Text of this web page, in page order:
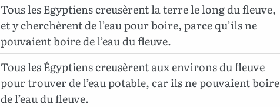
Tous les Egyptiens creusèrent la terre le long du fleuve,
et y cherchèrent de l’eau pour boire, parce qu’ils ne
pouvaient boire de l’eau du fleuve.
Tous les Égyptiens creusèrent aux environs du fleuve
pour trouver de l’eau potable, car ils ne pouvaient boire
de l’eau du fleuve.